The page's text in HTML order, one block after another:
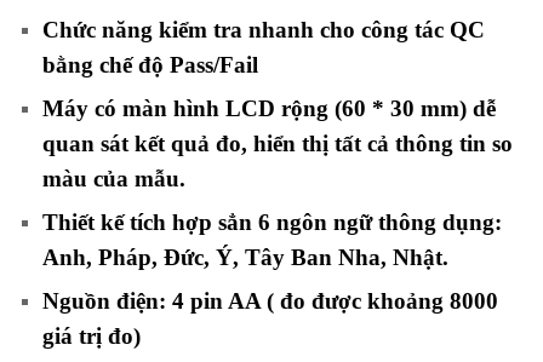
Chức năng kiểm tra nhanh cho công tác QC
bằng chế độ Pass/Fail
Máy có màn hình LCD rộng (60 * 30 mm) dễ
quan sát kết quả đo, hiển thị tất cả thông tin so
màu của mẫu.
Thiết kế tích hợp sẳn 6 ngôn ngữ thông dụng:
Anh, Pháp, Đức, Ý, Tây Ban Nha, Nhật.
Nguồn điện: 4 pin AA ( đo được khoảng 8000
giá trị đo)